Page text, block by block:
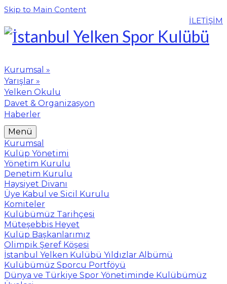
Skip to Main Content
İLETİŞİM
Kurumsal »
Yarışlar »
Yelken Okulu
Davet & Organizasyon
Haberler
Menü
Kurumsal
Kulüp Yönetimi
Yönetim Kurulu
Denetim Kurulu
Haysiyet Divanı
Üye Kabul ve Sicil Kurulu
Komiteler
Kulübümüz Tarihçesi
Müteşebbis Heyet
Kulüp Başkanlarımız
Olimpik Şeref Köşesi
İstanbul Yelken Kulübü Yıldızlar Albümü
Kulübümüz Sporcu Portföyü
Dünya ve Türkiye Spor Yönetiminde Kulübümüz